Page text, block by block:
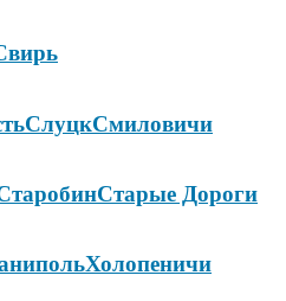
СлуцкСмиловичи
Старые Дороги
Холопеничи